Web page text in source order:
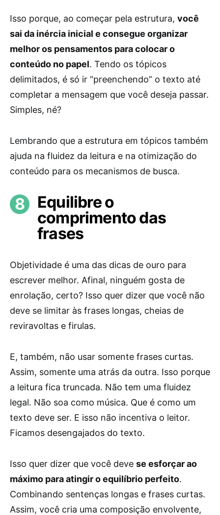
Isso porque, ao começar pela estrutura, você
sai da inércia inicial e consegue organizar
melhor os pensamentos para colocar o
conteúdo no papel. Tendo os tópicos
delimitados, é só ir “preenchendo” o texto até
completar a mensagem que você deseja passar.
Simples, né?
Lembrando que a estrutura em tópicos também
ajuda na fluidez da leitura e na otimização do
conteúdo para os mecanismos de busca.
Equilibre o
comprimento das
frases
Objetividade é uma das dicas de ouro para
escrever melhor. Afinal, ninguém gosta de
enrolação, certo? Isso quer dizer que você não
deve se limitar às frases longas, cheias de
reviravoltas e firulas.
E, também, não usar somente frases curtas.
Assim, somente uma atrás da outra. Isso porque
a leitura fica truncada. Não tem uma fluidez
legal. Não soa como música. Que é como um
texto deve ser. E isso não incentiva o leitor.
Ficamos desengajados do texto.
Isso quer dizer que você deve se esforçar ao
máximo para atingir o equilíbrio perfeito.
Combinando sentenças longas e frases curtas.
Assim, você cria uma composição envolvente,